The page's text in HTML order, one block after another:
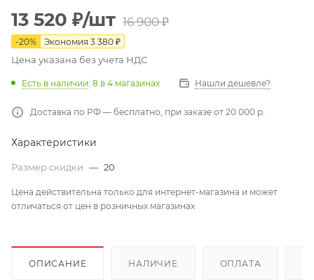
13 520 ₽/шт 16 900₽
-20% Экономия 3 380 ₽
Цена указана без учета НДС
Есть в наличии: 8 в 4 магазинах Нашли дешевле?
Доставка по РФ — бесплатно, при заказе от 20 000 р.
Характеристики
Размер скидки — 20
Цена действительна только для интернет-магазина и может
отличаться от цен в розничных магазинах
ОПИСАНИЕ НАЛИЧИЕ ОПЛАТА